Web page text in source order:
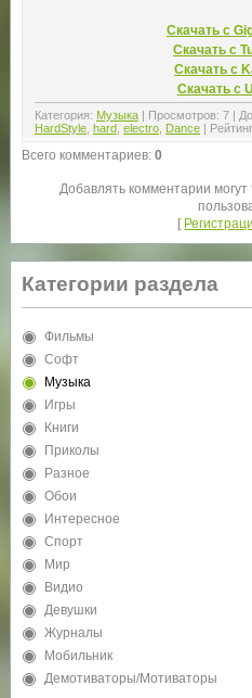
Скачать с
Скачать с
Скачать с
Скачать с
Категория: Музыка| Просмотров: 7|
HardStyle, hard, electro, Dance | Рейтинг
Всего комментариев: 0
Добавлять комментарии
[
Категории раздела
Фильмы
Софт
Музыка
Игры
Книги
Приколы
Разное
Обои
Интересное
Спорт
Мир
Видио
Девушки
Журналы
Мобильник
Демотиваторы/Мотиваторы